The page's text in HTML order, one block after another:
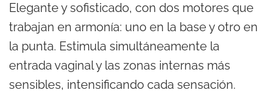
Elegante y sofisticado, con dos motores que
trabajan en armonía: uno en la base y otro en
la punta. Estimula simultáneamente la
entrada vaginal y las zonas internas más
sensibles, intensificando cada sensación.